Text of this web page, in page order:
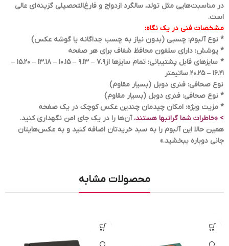
در مناسبت‌هایی مثل تولد، سالگرد ازدواج و فارغ‌التحصیلی گزینه‌ای عالی
است.
مشخصات فنی در یک نگاه:
* نوع آلبوم: چسبی (بدون نیاز به چسب جداگانه یا گوشه عکس)
* پوشش: دارای سلفون محافظ شفاف برای هر صفحه
* سایزهای قابل پشتیبانی: تمام سایزها از7.9 – 9.13 – 10.15 – 13.18 – 15.20 –
16.21 – 20.25 ساتیمتر
نوع صحافی: فنری دوبل (بسیار مقاوم)
* نوع صحافی: فنری دوبل (بسیار مقاوم)
* مزیت ویژه: امکان چیدمان چندین عکس کوچک در یک صفحه
> «خاطرات شما گرانبها هستند،آن‌ها را در یک جای امن نگهداری کنید.
همین حالا این آلبوم را به سبد خریدتان اضافه کنید و به عکس‌هایتان
جانی دوباره ببخشید.»
محصولات مشابه